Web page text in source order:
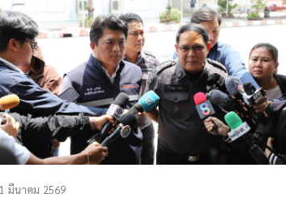
มีนาคม 2569